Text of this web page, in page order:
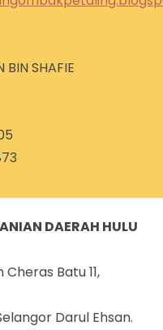
BIN SHAFIE
DAERAH HULU
Batu 11,
Darul Ehsan.